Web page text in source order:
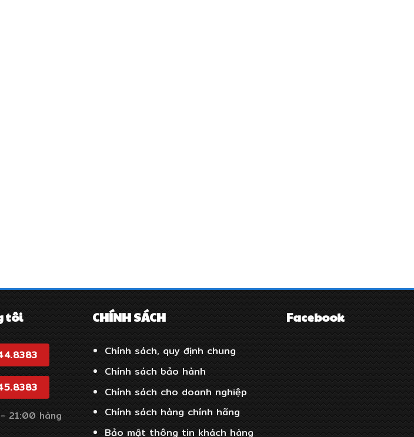
tôi
21:00 hàng
CHÍNH SÁCH
Chính sách, quy định chung
Chính sách bảo hành
Chính sách cho doanh nghiệp
Chính sách hàng chính hãng
Bảo mật thông tin khách hàng
Facebook